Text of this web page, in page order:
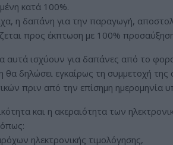
κατά 100%.
η δαπάνη για την παραγωγή,
προς έκπτωση με 100%
αυτά ισχύουν για δαπάνες από το
θα δηλώσει εγκαίρως τη συμμετοχή
πριν από την επίσημη ημερομηνία
και η ακεραιότητα των
ηλεκτρονικής τιμολόγησης,